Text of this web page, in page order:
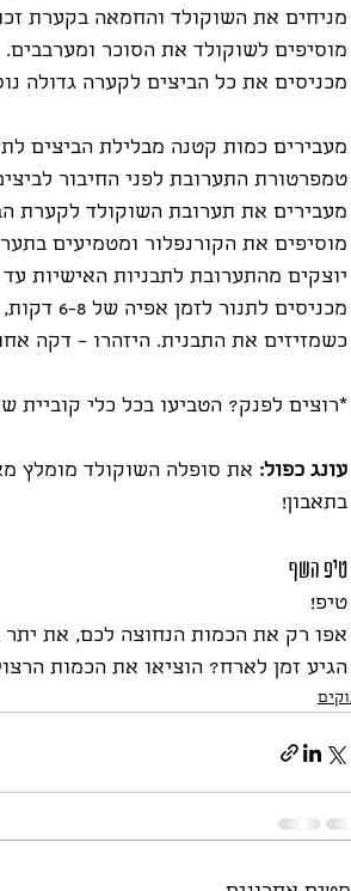
מניחים את השוקולד והחמאה בקערת
מוסיפים לשוקולד את הסוכר ומערבבים.
מכניסים את כל הביצים לקערה גדולה
מעבירים כמות קטנה מבלילת הביצים
טמפרטורת התערובת לפני החיבור
מעבירים את תערובת השוקולד לקערת
מוסיפים את הקורנפלור ומטמיעים
יוצקים מהתערובת לתבניות האישיות
מכניסים
כשמזיזים את התבנית. היזהרו – דקה
*רוצים לפנק? הטביעו בכל כלי קוביית
עונג כפול: את סופלה השוקולד מומלץ
בתאבון!
טיפ השף
טיפ!
אפו רק את הכמות הנחוצה לכם, את יתר
הגיע זמן לארח? הוציאו את הכמות הרצויה מהמקפיא,